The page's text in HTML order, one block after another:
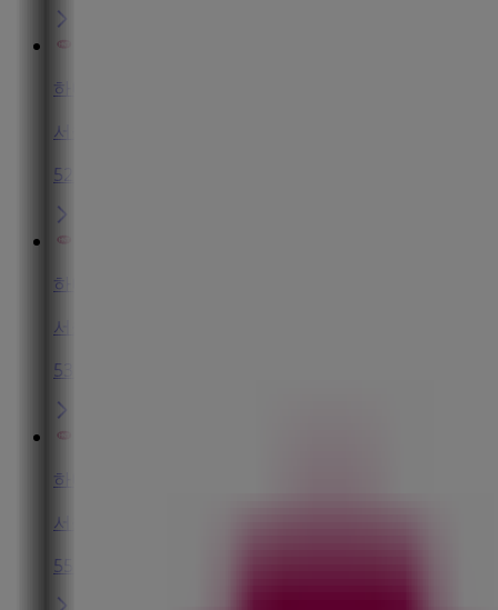
하나투어
서울특별시 중구 세종대로124, 1층 (태평로1가,프레스센
52 m
하나투어
서울특별시 중구 세종대로20길15, 건설회관 (태평로1가),
53 m
하나투어
서울특별시 중구 무교로15, 1906호 (무교동, 남강빌딩),
55 m